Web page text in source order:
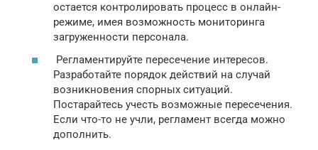
остается контролировать процесс в онлайн-
режиме, имея возможность мониторинга
загруженности персонала.
Регламентируйте пересечение интересов.
Разработайте порядок действий на случай
возникновения спорных ситуаций.
Постарайтесь учесть возможные пересечения.
Если что-то не учли, регламент всегда можно
дополнить.